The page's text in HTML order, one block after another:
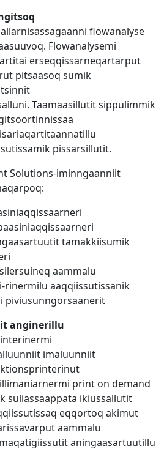
flowanalyse
Flowanalysemi
erseqqissarneqartarput
pitsaasoq sumik
Taamaasillutit sippulimmik
pissarsillutit.
Solutions-iminngaanniit
tamakkiisumik
aammalu
aaqqiissutissanik
piviusunngorsaanerit
anginerillu
imaluunniit
print on demand
suliassaappata ikiussallutit
eqqortoq akimut
aammalu
aningaasartuutillu